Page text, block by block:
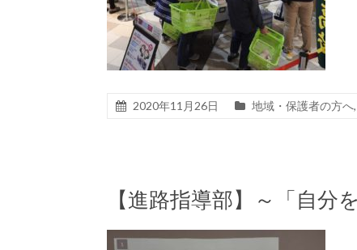
2020年11月26日 地域・保護者の方へ,
【進路指導部】～「自分